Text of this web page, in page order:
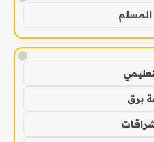
!
برق